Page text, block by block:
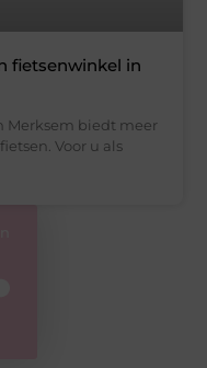
fietsenwinkel in
Merksem biedt meer
Voor u als